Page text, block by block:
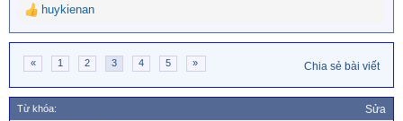
R
e
i
o
huykienan
« 1 2 3 4 5 » Chia sẻ bài viết
Từ khóa: Sửa